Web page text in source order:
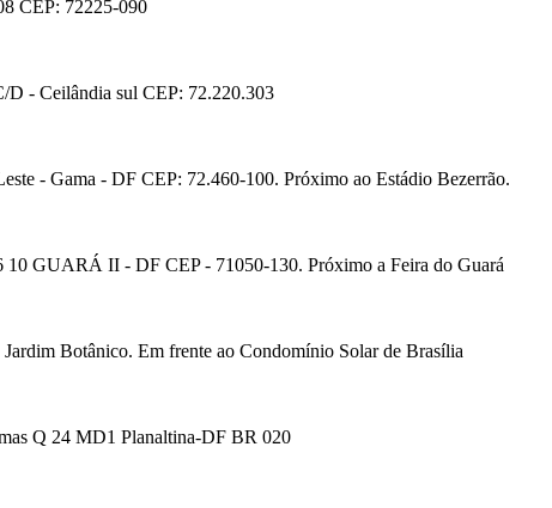
CEP: 72225-090
- Ceilândia sul CEP: 72.220.303
- Gama - DF CEP: 72.460-100. Próximo ao Estádio Bezerrão.
GUARÁ II - DF CEP - 71050-130. Próximo a Feira do Guará
Botânico. Em frente ao Condomínio Solar de Brasília
Q 24 MD1 Planaltina-DF BR 020